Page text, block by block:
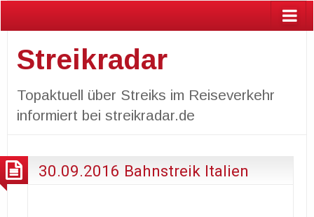
Streikradar
Topaktuell über Streiks im Reiseverkehr
informiert bei streikradar.de
30.09.2016 Bahnstreik Italien